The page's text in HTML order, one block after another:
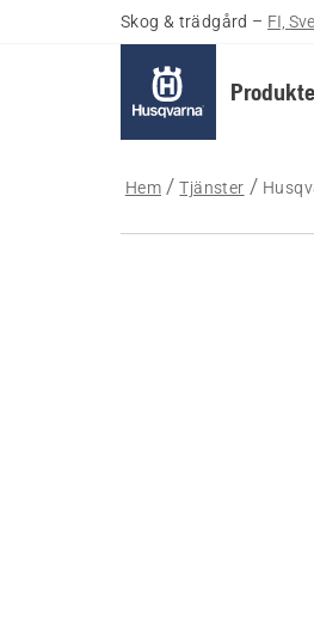
Skog & trädgård – FI,
Hem Tjänster